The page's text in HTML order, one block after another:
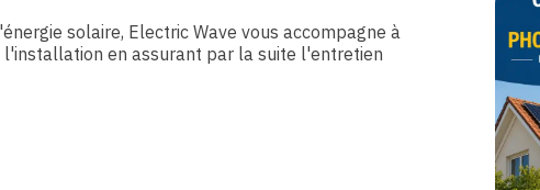
solaire, Electric Wave vous accompagne à
en assurant par la suite l'entretien